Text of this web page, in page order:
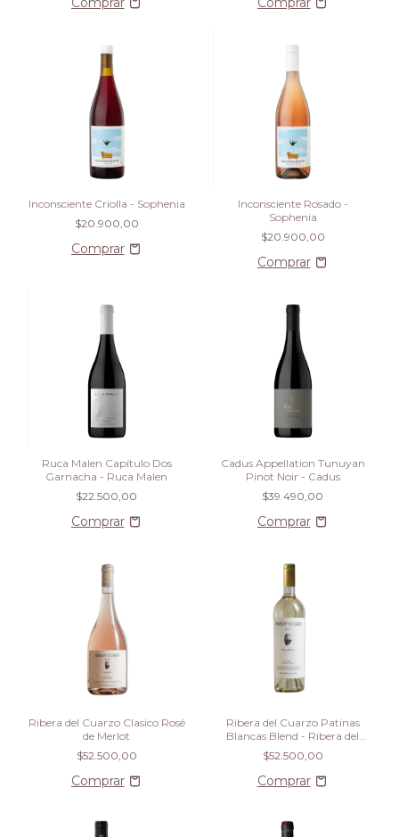
Inconsciente Criolla - Sophenia
$20.900,00
Inconsciente Rosado -
Sophenia
$20.900,00
Ruca Malen Capítulo Dos
Garnacha - Ruca Malen
$22.500,00
Cadus Appellation Tunuyan
Pinot Noir - Cadus
$39.490,00
Ribera del Cuarzo Clasico Rosé
de Merlot
$52.500,00
Ribera del Cuarzo Patinas
Blancas Blend - Ribera del
$52.500,00